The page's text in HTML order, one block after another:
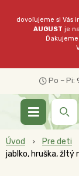
dovoľujeme si Vás
AUGUST je
Po – Pi:
Úvod Pre deti
jablko, hruška, žltý